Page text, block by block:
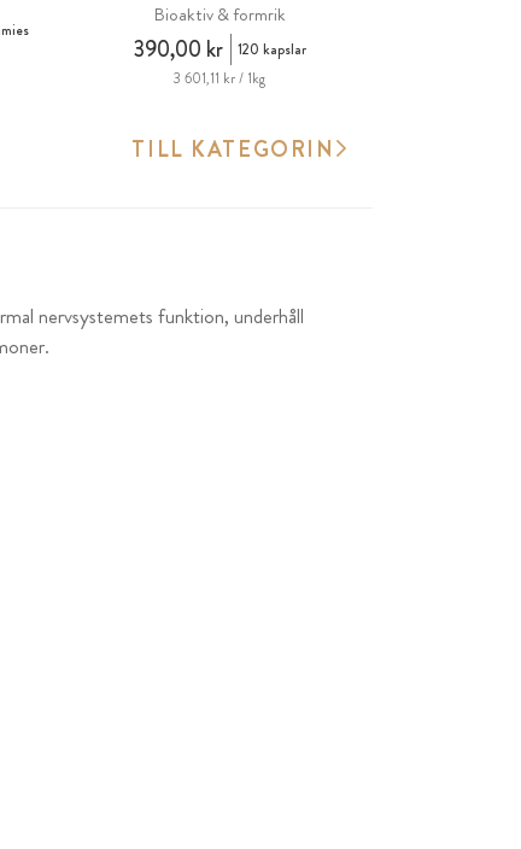
Bioaktiv & formrik
390,00 kr
120 kapslar
3 601,11 kr / 1kg
TILL KATEGORIN
nervsystemets funktion, underhåll